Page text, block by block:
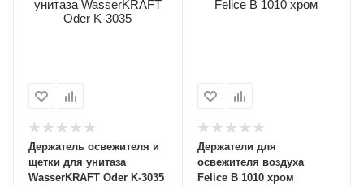
Держатель освежителя и
щетки для унитаза
WasserKRAFT Oder K-3035
Держатели для
освежителя воздуха
Felice B 1010 хром